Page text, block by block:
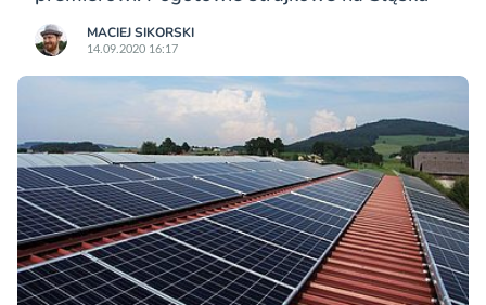
MACIEJ SIKORSKI
14.09.2020 16:17